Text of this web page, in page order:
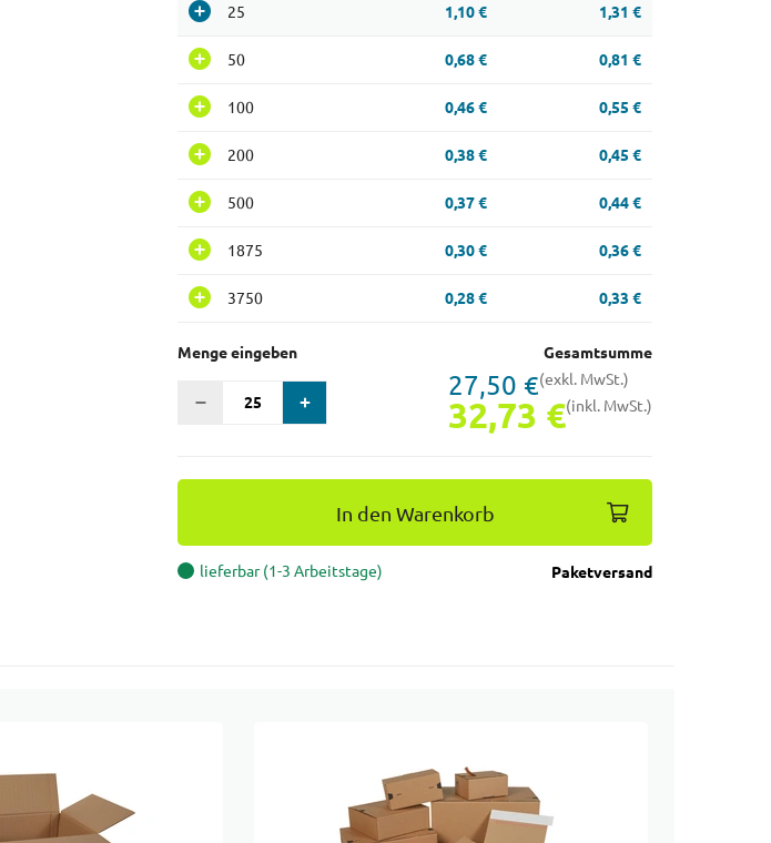
25 1,10 € 1,31 €
50 0,68 € 0,81 €
100 0,46 € 0,55 €
200 0,38 € 0,45 €
500 0,37 € 0,44 €
1875 0,30 € 0,36 €
3750 0,28 € 0,33 €
Menge eingeben Gesamtsumme
27,50 €(exkl. MwSt.)
32,73 €(inkl. MwSt.)
In den Warenkorb
lieferbar (1-3 Arbeitstage) Paketversand